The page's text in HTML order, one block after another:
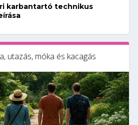
karbantartó technikus
utazás, móka és kacagás